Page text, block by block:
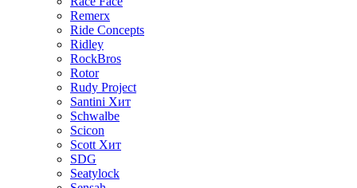
Remerx
Ride Concepts
Ridley
RockBros
Rotor
Rudy Project
Santini Хит
Schwalbe
Scicon
Scott Хит
SDG
Seatylock